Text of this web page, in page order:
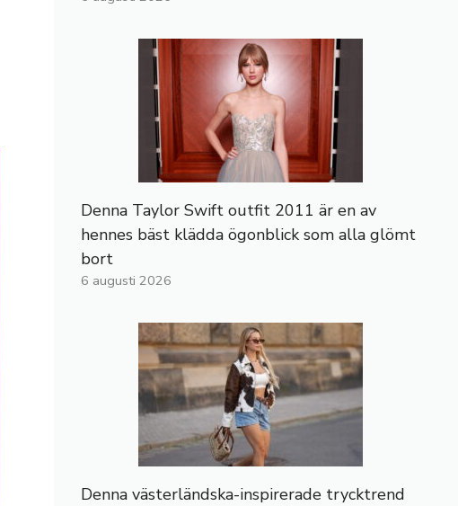
Denna Taylor Swift outfit 2011 är en av
hennes bäst klädda ögonblick som alla glömt
bort
6 augusti 2026
Denna västerländska-inspirerade trycktrend